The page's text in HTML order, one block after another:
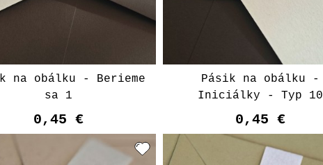
na obálku - Berieme
sa 1
0,45 €
Pásik na obálku -
Iniciálky - Typ 10
0,45 €